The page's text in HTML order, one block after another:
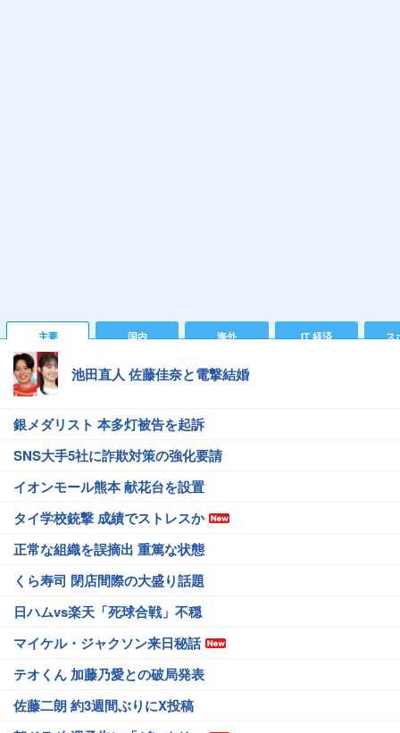
主要 国内 海外 IT 経済 ス
池田直人 佐藤佳奈と電撃結婚
銀メダリスト 本多灯被告を起訴
SNS大手5社に詐欺対策の強化要請
イオンモール熊本 献花台を設置
タイ学校銃撃 成績でストレスか
正常な組織を誤摘出 重篤な状態
くら寿司 閉店間際の大盛り話題
日ハムvs楽天「死球合戦」不穏
マイケル・ジャクソン来日秘話
テオくん 加藤乃愛との破局発表
佐藤二朗 約3週間ぶりにX投稿